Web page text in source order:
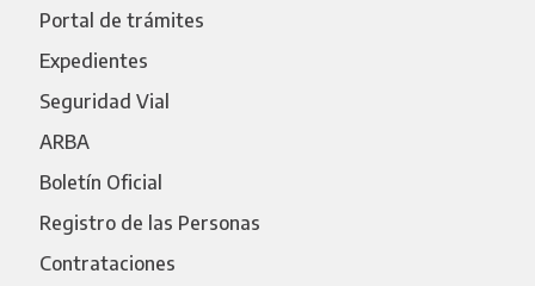
Portal de trámites
Expedientes
Seguridad Vial
ARBA
Boletín Oficial
Registro de las Personas
Contrataciones